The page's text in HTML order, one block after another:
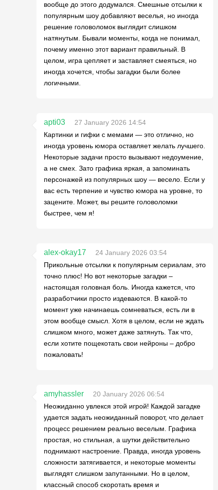
вообще до этого додумался. Смешные отсылки к
популярным шоу добавляют веселья, но иногда
решение головоломок выглядит слишком
натянутым. Бывали моменты, когда не понимал,
почему именно этот вариант правильный. В
целом, игра цепляет и заставляет смеяться, но
иногда хочется, чтобы загадки были более
логичными.
apti03
27 January 2026 14:54
Картинки и гифки с мемами — это отлично, но
иногда уровень юмора оставляет желать лучшего.
Некоторые задачи просто вызывают недоумение,
а не смех. Зато графика яркая, а запоминать
персонажей из популярных шоу — весело. Если у
вас есть терпение и чувство юмора на уровне, то
зацените. Может, вы решите головоломки
быстрее, чем я!
alex-okay17
24 January 2026 03:54
Прикольные отсылки к популярным сериалам, это
точно плюс! Но вот некоторые загадки –
настоящая головная боль. Иногда кажется, что
разработчики просто издеваются. В какой-то
момент уже начинаешь сомневаться, есть ли в
этом вообще смысл. Хотя в целом, если не ждать
слишком много, может даже затянуть. Так что,
если хотите пощекотать свои нейроны – добро
пожаловать!
amyhassler
20 January 2026 06:54
Неожиданно увлекся этой игрой! Каждой загадке
удается задать неожиданный поворот, что делает
процесс решением реально веселым. Графика
простая, но стильная, а шутки действительно
поднимают настроение. Правда, иногда уровень
сложности затягивается, и некоторые моменты
выглядят слишком запутанными. Но в целом,
классный способ скоротать время и